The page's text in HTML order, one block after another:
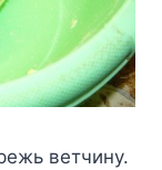
вeтчинy.